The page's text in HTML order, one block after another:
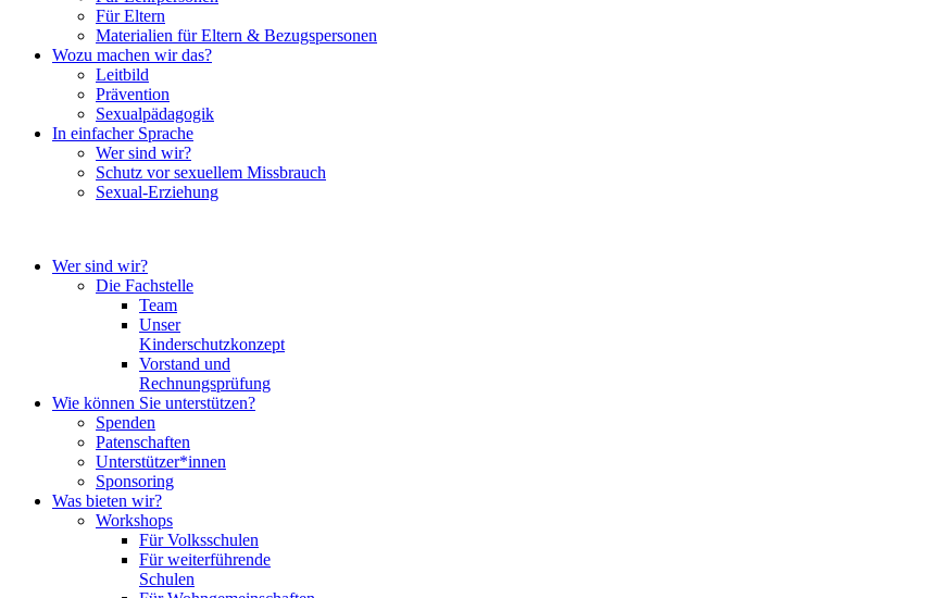
Für Eltern
Materialien für Eltern & Bezugspersonen
Wozu machen wir das?
Leitbild
Prävention
Sexualpädagogik
In einfacher Sprache
Wer sind wir?
Schutz vor sexuellem Missbrauch
Sexual-Erziehung
Wer sind wir?
Die Fachstelle
Team
Unser
Kinderschutzkonzept
Vorstand und
Rechnungsprüfung
Wie können Sie unterstützen?
Spenden
Patenschaften
Unterstützer*innen
Sponsoring
Was bieten wir?
Workshops
Für Volksschulen
Für weiterführende
Schulen